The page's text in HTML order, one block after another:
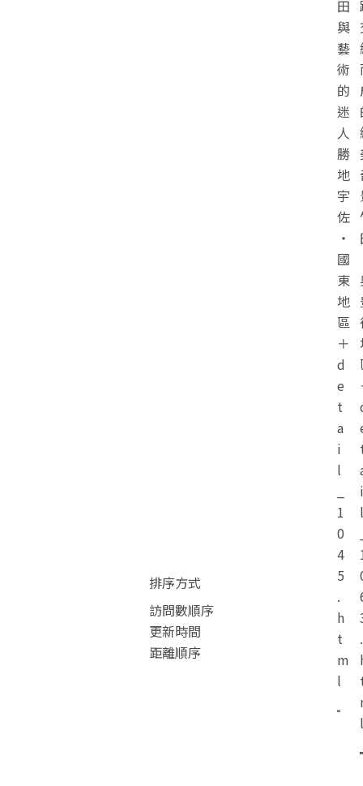
排序方式
訪問數順序
更新時間
距離順序
田
與
藝
術
的
迷
人
勝
地
宇
佐
・
國
東
地
區
＋
d
e
t
a
i
l
1
0
4
5
.
h
t
m
l
i
l
.
l